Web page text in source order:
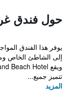
حول فندق
يوفر هذا الفندق
تتميز جميع...
المزيد